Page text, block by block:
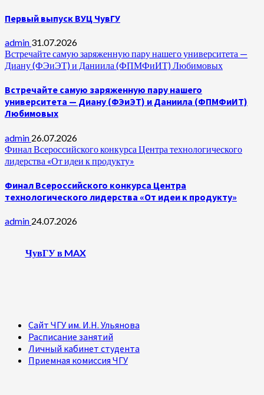
Первый выпуск ВУЦ ЧувГУ
admin 31.07.2026
Встречайте самую заряженную пару нашего университета —
Диану (ФЭиЭТ) и Даниила (ФПМФиИТ) Любимовых
Встречайте самую заряженную пару нашего
университета — Диану (ФЭиЭТ) и Даниила (ФПМФиИТ)
Любимовых
admin 26.07.2026
Финал Всероссийского конкурса Центра технологического
лидерства «От идеи к продукту»
Финал Всероссийского конкурса Центра
технологического лидерства «От идеи к продукту»
admin 24.07.2026
ЧувГУ в MAX
Сайт ЧГУ им. И.Н. Ульянова
Расписание занятий
Личный кабинет студента
Приемная комиссия ЧГУ